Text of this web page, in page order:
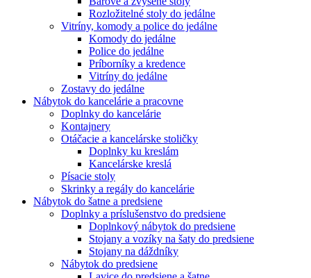
Rozložitelné stoly do jedálne
Vitríny, komody a police do jedálne
Komody do jedálne
Police do jedálne
Príborníky a kredence
Vitríny do jedálne
Zostavy do jedálne
Nábytok do kancelárie a pracovne
Doplnky do kancelárie
Kontajnery
Otáčacie a kancelárske stoličky
Doplnky ku kreslám
Kancelárske kreslá
Písacie stoly
Skrinky a regály do kancelárie
Nábytok do šatne a predsiene
Doplnky a príslušenstvo do predsiene
Doplnkový nábytok do predsiene
Stojany a vozíky na šaty do predsiene
Stojany na dáždníky
Nábytok do predsiene